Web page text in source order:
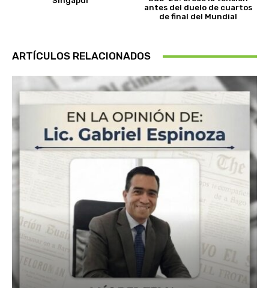
antes del duelo de cuartos
de final del Mundial
ARTÍCULOS RELACIONADOS